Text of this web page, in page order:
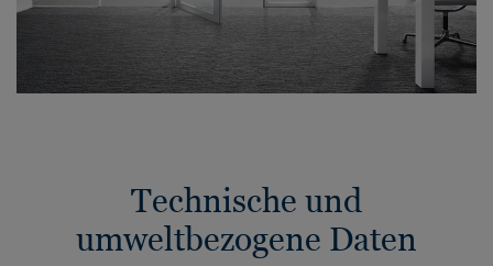
Technische und
umweltbezogene Daten